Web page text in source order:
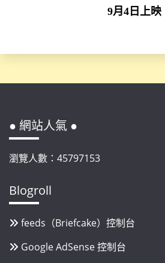
9月4日上映
● 網站人氣 ●
瀏覽人數：45797153
Blogroll
feeds（Briefcake）控制台
Google AdSense 控制台